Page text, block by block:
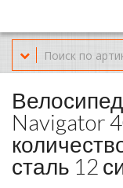
Офис обслуживания
Нож-мясо)
Navigator
сталь 12